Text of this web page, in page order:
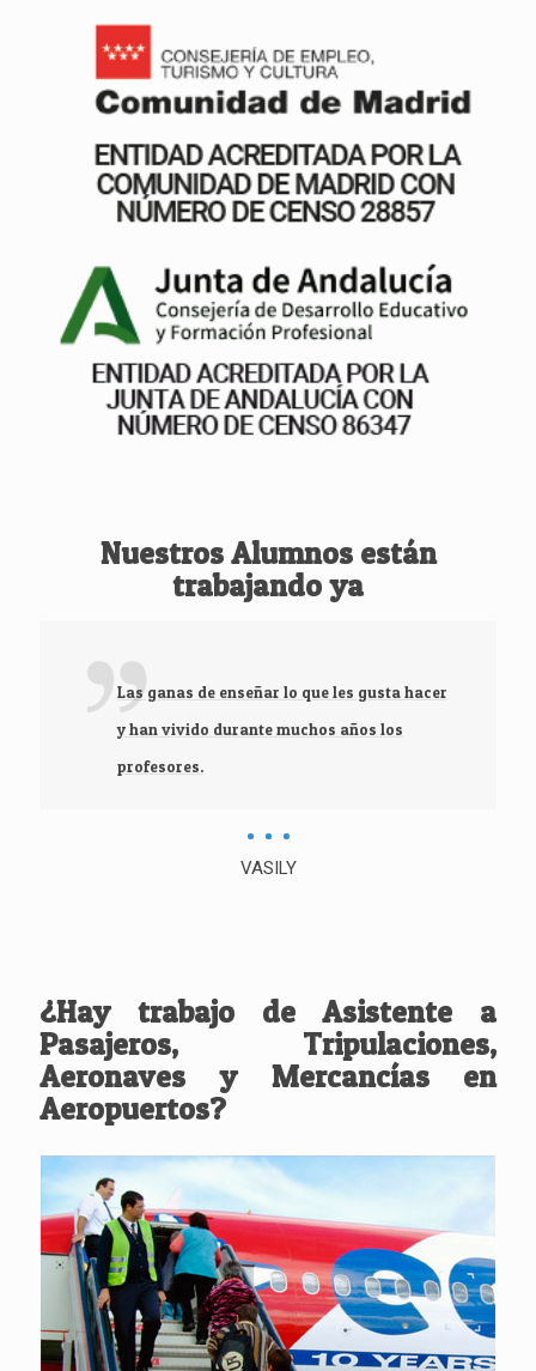
Nuestros Alumnos están
trabajando ya
Las ganas de enseñar lo que les gusta hacer
y han vivido durante muchos años los
profesores.
VASILY
¿Hay trabajo de Asistente a
Pasajeros, Tripulaciones,
Aeronaves y Mercancías en
Aeropuertos?